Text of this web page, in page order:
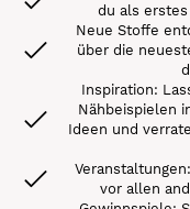
du als
Neue Stoffe
über die
Inspiration:
Nähbeispielen
Ideen und
vor allen